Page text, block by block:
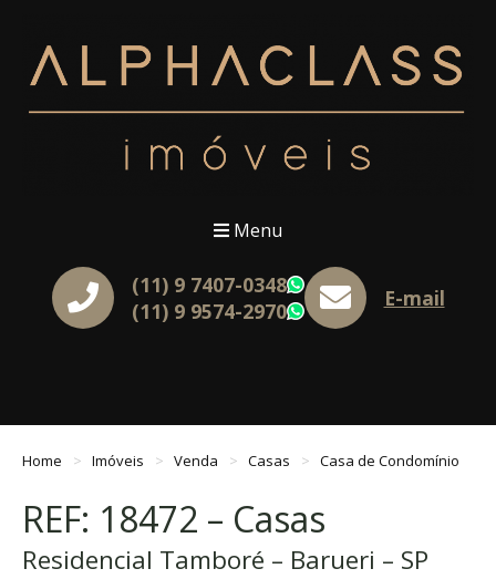
Menu
(11) 9 7407-0348
WhatsApp
(11) 9 9574-2970
WhatsApp
E-mail
Home Imóveis Venda Casas Casa de Condomínio
REF: 18472 – Casas
Residencial Tamboré – Barueri – SP